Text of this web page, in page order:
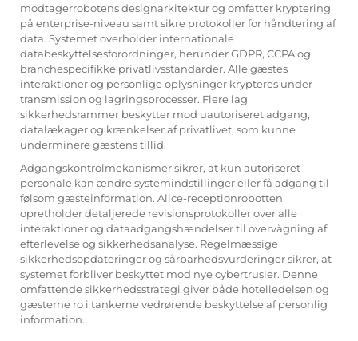
modtagerrobotens designarkitektur og omfatter kryptering
på enterprise-niveau samt sikre protokoller for håndtering af
data. Systemet overholder internationale
databeskyttelsesforordninger, herunder GDPR, CCPA og
branchespecifikke privatlivsstandarder. Alle gæstes
interaktioner og personlige oplysninger krypteres under
transmission og lagringsprocesser. Flere lag
sikkerhedsrammer beskytter mod uautoriseret adgang,
datalækager og krænkelser af privatlivet, som kunne
underminere gæstens tillid.
Adgangskontrolmekanismer sikrer, at kun autoriseret
personale kan ændre systemindstillinger eller få adgang til
følsom gæsteinformation. Alice-receptionrobotten
opretholder detaljerede revisionsprotokoller over alle
interaktioner og dataadgangshændelser til overvågning af
efterlevelse og sikkerhedsanalyse. Regelmæssige
sikkerhedsopdateringer og sårbarhedsvurderinger sikrer, at
systemet forbliver beskyttet mod nye cybertrusler. Denne
omfattende sikkerhedsstrategi giver både hotelledelsen og
gæsterne ro i tankerne vedrørende beskyttelse af personlig
information.